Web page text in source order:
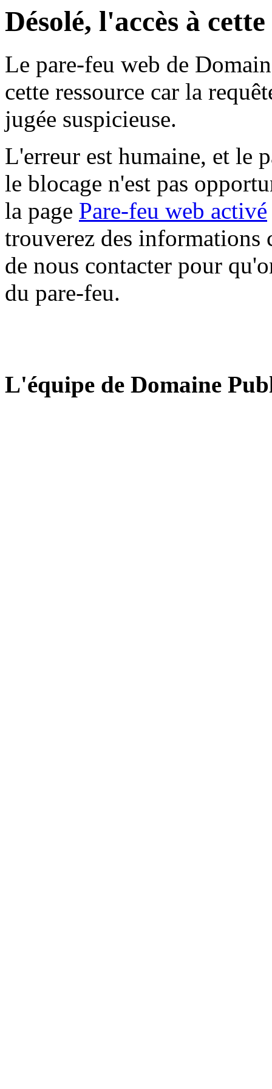
Désolé, l'accès à
Le pare-feu web de
cette ressource car la
jugée suspicieuse.
L'erreur est humaine, et le
le blocage n'est pas
la page Pare-feu web activé
trouverez des informations
de nous contacter pour
du pare-feu.
L'équipe de Domaine